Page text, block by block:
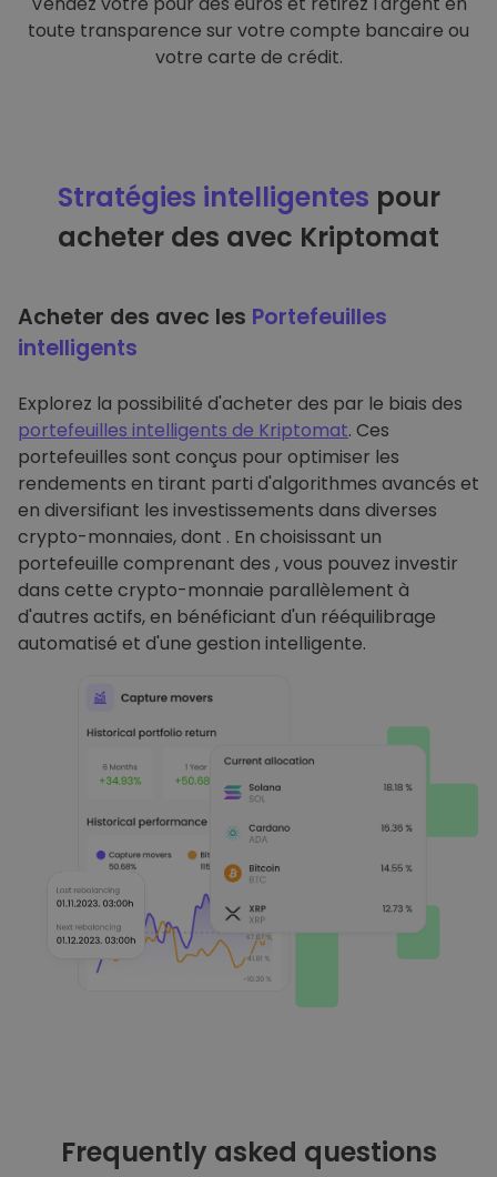
toute transparence sur votre compte bancaire ou
votre carte de crédit.
Stratégies intelligentes pour
acheter des avec Kriptomat
Acheter des avec les Portefeuilles
intelligents
Explorez la possibilité d'acheter des par le biais des
portefeuilles intelligents de Kriptomat. Ces
portefeuilles sont conçus pour optimiser les
rendements en tirant parti d'algorithmes avancés et
en diversifiant les investissements dans diverses
crypto-monnaies, dont . En choisissant un
portefeuille comprenant des , vous pouvez investir
dans cette crypto-monnaie parallèlement à
d'autres actifs, en bénéficiant d'un rééquilibrage
automatisé et d'une gestion intelligente.
Frequently asked questions